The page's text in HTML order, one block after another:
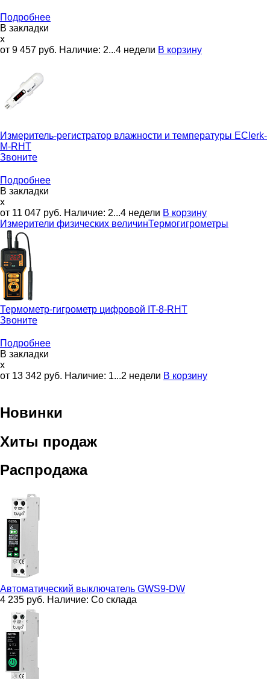
Подробнее
В закладки
x
от 9 457 руб. Наличие: 2...4 недели В корзину
Измеритель-регистратор влажности и температуры EClerk-
M-RHT
Звоните
Подробнее
В закладки
x
от 11 047 руб. Наличие: 2...4 недели В корзину
Измерители физических величинТермогигрометры
Термометр-гигрометр цифровой IT-8-RHT
Звоните
Подробнее
В закладки
x
от 13 342 руб. Наличие: 1...2 недели В корзину
Новинки
Хиты продаж
Распродажа
Автоматический выключатель GWS9-DW
4 235 руб. Наличие: Со склада